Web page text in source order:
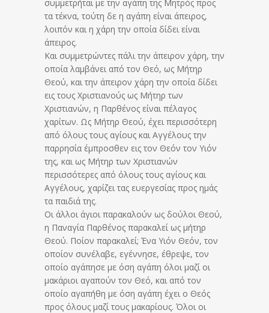
συμμετρήται με την αγάπη της Μητρός προς
τα τέκνα, τούτη δε η αγάπη είναι άπειρος,
λοιπόν και η χάρη την οποία δίδει είναι
άπειρος.
Και συμμετρώντες πάλι την άπειρον χάρη, την
οποία λαμβάνει από τον Θεό, ως Μήτηρ
Θεού, και την άπειρον χάρη την οποία δίδει
εις τους Χριστιανούς ως Μήτηρ των
Χριστιανών, η Παρθένος είναι πέλαγος
χαρίτων. Ως Μήτηρ Θεού, έχει περισσότερη
από όλους τους αγίους και Αγγέλους την
παρρησία έμπροσθεν εις τον Θεόν τον Υιόν
της, και ως Μήτηρ των Χριστιανών
περισσότερες από όλους τους αγίους και
Αγγέλους, χαρίζει τας ευεργεσίας προς ημάς
τα παιδιά της.
Οι άλλοι άγιοι παρακαλούν ως δούλοι Θεού,
η Παναγία Παρθένος παρακαλεί ως μήτηρ
Θεού. Ποίον παρακαλεί; Ένα Υιόν Θεόν, τον
οποίον συνέλαβε, εγέννησε, έθρεψε, τον
οποίο αγάπησε με όση αγάπη όλοι μαζί οι
μακάριοι αγαπούν τον Θεό, και από τον
οποίο αγαπήθη με όση αγάπη έχει ο Θεός
προς όλους μαζί τους μακαρίους. Όλοι οι